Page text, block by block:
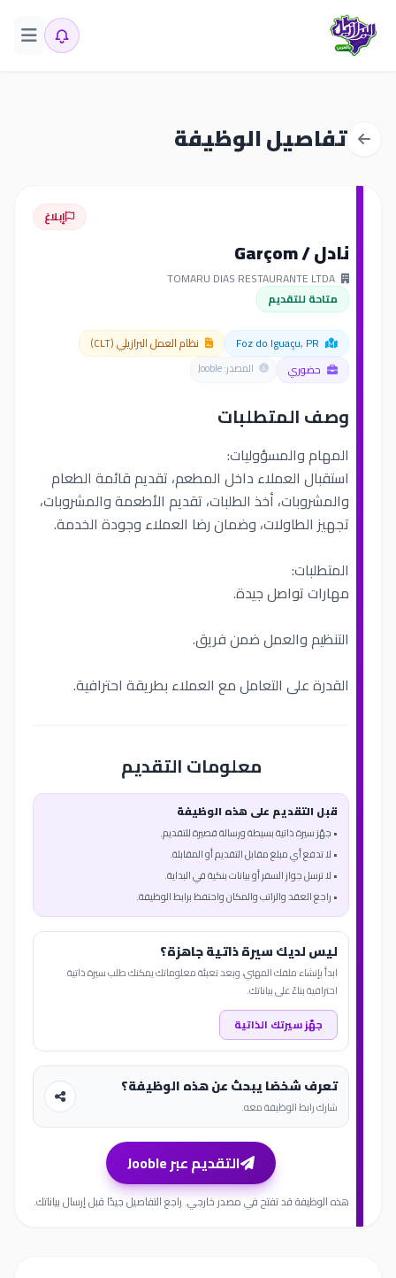
تفاصيل الوظيفة
إبلاغ
نادل / Garçom
متاحة للتقديم
نظام العمل البرازيلي (CLT)
حضوري
المصدر: Jooble
وصف المتطلبات
المهام والمسؤوليات:
استقبال العملاء داخل المطعم، تقديم قائمة الطعام
والمشروبات، أخذ الطلبات، تقديم الأطعمة والمشروبات،
تجهيز الطاولات، وضمان رضا العملاء وجودة الخدمة.
المتطلبات:
مهارات تواصل جيدة.
التنظيم والعمل ضمن فريق.
القدرة على التعامل مع العملاء بطريقة احترافية.
معلومات التقديم
قبل التقديم على هذه الوظيفة
• جهّز سيرة ذاتية بسيطة ورسالة قصيرة للتقديم.
• لا تدفع أي مبلغ مقابل التقديم أو المقابلة.
• لا ترسل جواز السفر أو بيانات بنكية في البداية.
• راجع العقد والراتب والمكان واحتفظ برابط الوظيفة.
ليس لديك سيرة ذاتية جاهزة؟
ابدأ بإنشاء ملفك المهني، وبعد تعبئة معلوماتك يمكنك طلب سيرة ذاتية
احترافية بناءً على بياناتك.
جهّز سيرتك الذاتية
تعرف شخصًا يبحث عن هذه الوظيفة؟
شارك رابط الوظيفة معه.
التقديم عبر Jooble
هذه الوظيفة قد تفتح في مصدر خارجي. راجع التفاصيل جيدًا قبل إرسال بياناتك.